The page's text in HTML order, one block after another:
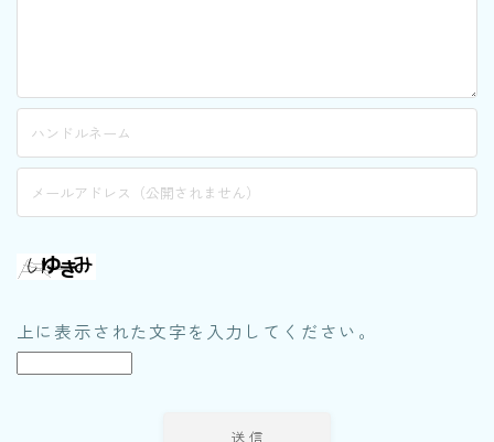
上に表示された文字を入力してください。